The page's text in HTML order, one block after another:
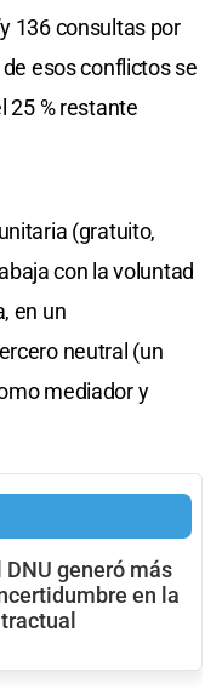
136 consultas por
esos conflictos se
25 % restante
(gratuito,
con la voluntad
en un
neutral (un
mediador y
generó más
en la